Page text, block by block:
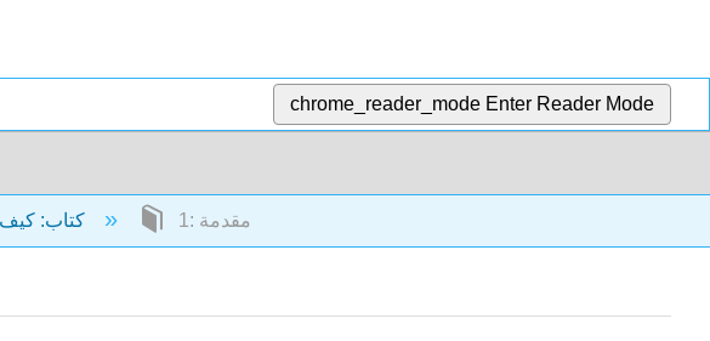
chrome_reader_mode Enter Reader Mode
كتاب: كيف تعمل الحجج - دليل كتابة وتحليل النصوص في الكلية (ميلز) 1: مقدمة